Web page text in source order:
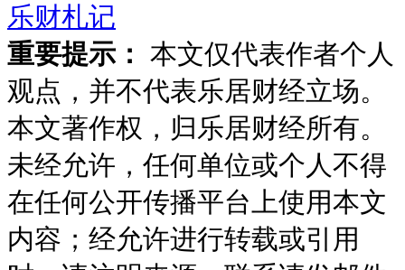
今年4月19日，招商海晏府开
盘，推出108套房源，备案价14.2
万元/㎡，首开去化9成，成绩相
当亮眼。它的成功，对于拿下
T201-0233地块的建发来说，是
一个很积极的信号。
乐财札记
重要提示：
本文仅代表作者个人
观点，并不代表乐居财经立场。
本文著作权，归乐居财经所有。
未经允许，任何单位或个人不得
在任何公开传播平台上使用本文
内容；经允许进行转载或引用